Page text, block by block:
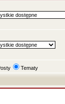
Tematy